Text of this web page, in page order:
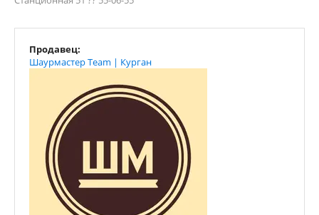
Продавец:
Шаурмастер Team | Курган